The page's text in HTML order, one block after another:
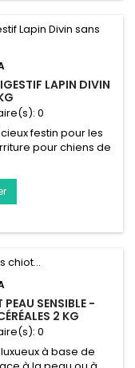
LAPIN DIVIN
0
festin pour les
pour chiens de
faible en gras et
plus frais et le plus
la recette
des minéraux...
SENSIBLE -
2 KG
0
à base de